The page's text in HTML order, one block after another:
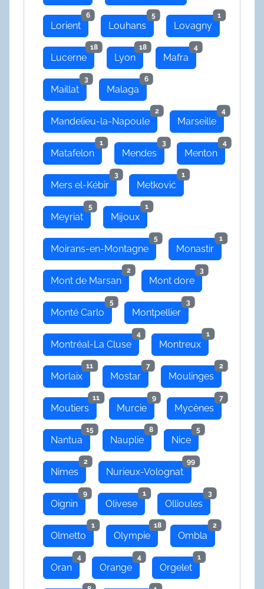
Lorient
6
Louhans
5
Lovagny
1
Lucerne
18
Lyon
18
Mafra
4
Maillat
3
Malaga
6
Mandelieu-la-Napoule
2
Marseille
4
Matafelon
1
Mendes
3
Menton
4
Mers el-Kébir
3
Metković
1
Meyriat
5
Mijoux
1
Moirans-en-Montagne
5
Monastir
1
Mont de Marsan
2
Mont dore
3
Monté Carlo
5
Montpellier
3
Montréal-La Cluse
4
Montreux
1
Morlaix
11
Mostar
7
Moulinges
2
Moutiers
11
Murcie
9
Mycènes
7
Nantua
15
Nauplie
8
Nice
5
Nimes
2
Nurieux-Volognat
99
Oignin
9
Olivese
1
Ollioules
3
Olmetto
1
Olympie
18
Ombla
2
Oran
4
Orange
4
Orgelet
1